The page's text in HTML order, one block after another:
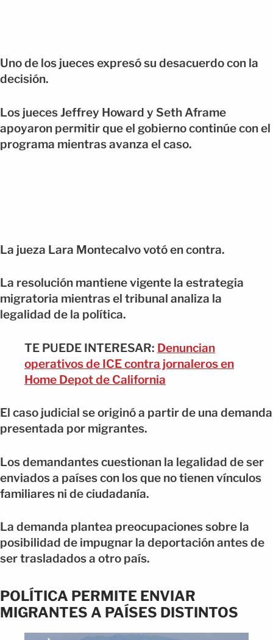
Uno de los jueces expresó su desacuerdo con la
decisión.
Los jueces Jeffrey Howard y Seth Aframe
apoyaron permitir que el gobierno continúe con el
programa mientras avanza el caso.
La jueza Lara Montecalvo votó en contra.
La resolución mantiene vigente la estrategia
migratoria mientras el tribunal analiza la
legalidad de la política.
TE PUEDE INTERESAR: Denuncian
operativos de ICE contra jornaleros en
Home Depot de California
El caso judicial se originó a partir de una demanda
presentada por migrantes.
Los demandantes cuestionan la legalidad de ser
enviados a países con los que no tienen vínculos
familiares ni de ciudadanía.
La demanda plantea preocupaciones sobre la
posibilidad de impugnar la deportación antes de
ser trasladados a otro país.
POLÍTICA PERMITE ENVIAR
MIGRANTES A PAÍSES DISTINTOS